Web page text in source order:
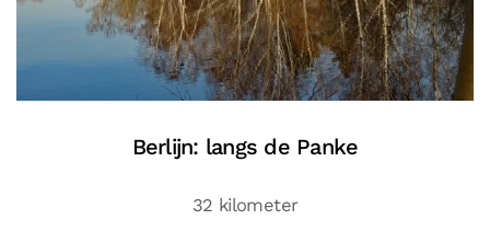
Berlijn: langs de Panke
32 kilometer